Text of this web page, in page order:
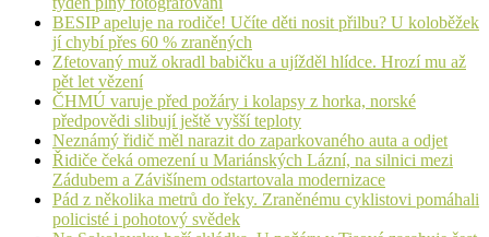
BESIP apeluje na rodiče! Učíte děti nosit přilbu? U koloběžek
jí chybí přes 60 % zraněných
Zfetovaný muž okradl babičku a ujížděl hlídce. Hrozí mu až
pět let vězení
ČHMÚ varuje před požáry i kolapsy z horka, norské
předpovědi slibují ještě vyšší teploty
Neznámý řidič měl narazit do zaparkovaného auta a odjet
Řidiče čeká omezení u Mariánských Lázní, na silnici mezi
Zádubem a Závišínem odstartovala modernizace
Pád z několika metrů do řeky. Zraněnému cyklistovi pomáhali
policisté i pohotový svědek